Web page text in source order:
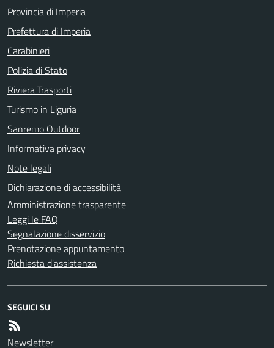
Provincia di Imperia
Prefettura di Imperia
Carabinieri
Polizia di Stato
Riviera Trasporti
Turismo in Liguria
Sanremo Outdoor
Informativa privacy
Note legali
Dichiarazione di accessibilità
Amministrazione trasparente
Leggi le FAQ
Segnalazione disservizio
Prenotazione appuntamento
Richiesta d'assistenza
SEGUICI SU
Newsletter